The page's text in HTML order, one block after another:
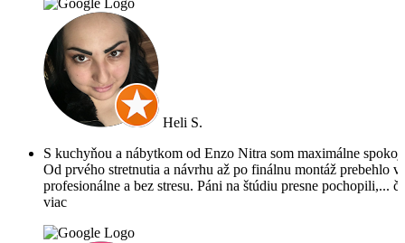
Heli S.
S kuchyňou a nábytkom od Enzo Nitra som maximálne
Od prvého stretnutia a návrhu až po finálnu montáž prebehlo
profesionálne a bez stresu. Páni na štúdiu presne pochopili,...
viac